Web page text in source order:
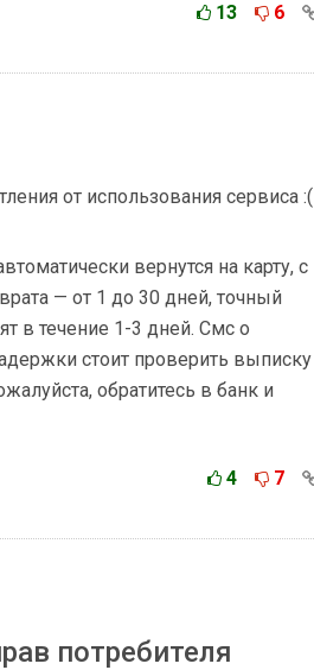
13 6
от использования сервиса :(
вернутся на карту, с
— от 1 до 30 дней, точный
в течение 1-3 дней. Смс о
стоит проверить выписку
обратитесь в банк и
4 7
потребителя